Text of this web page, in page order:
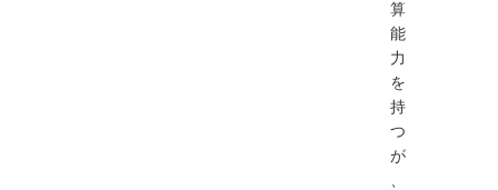
算
能
力
を
持
つ
が